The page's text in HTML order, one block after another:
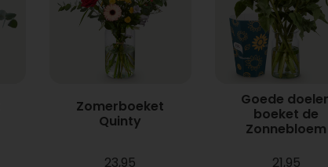
Zomerboeket
Quinty
23,95
Goede
boeket de
Zonnebloem
21,95